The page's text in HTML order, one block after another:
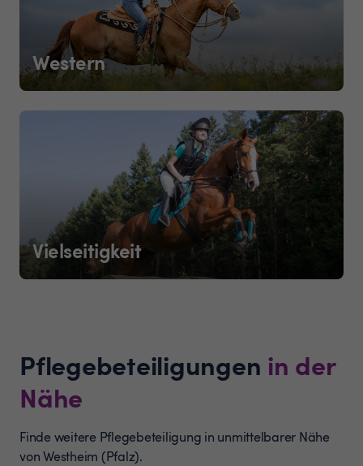
Western
Vielseitigkeit
Pflegebeteiligungen in der
Nähe
Finde weitere Pflegebeteiligung in unmittelbarer Nähe
von Westheim (Pfalz).